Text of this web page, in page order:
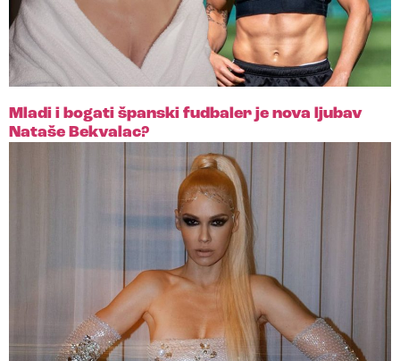
Mladi i bogati španski fudbaler je nova ljubav
Nataše Bekvalac?